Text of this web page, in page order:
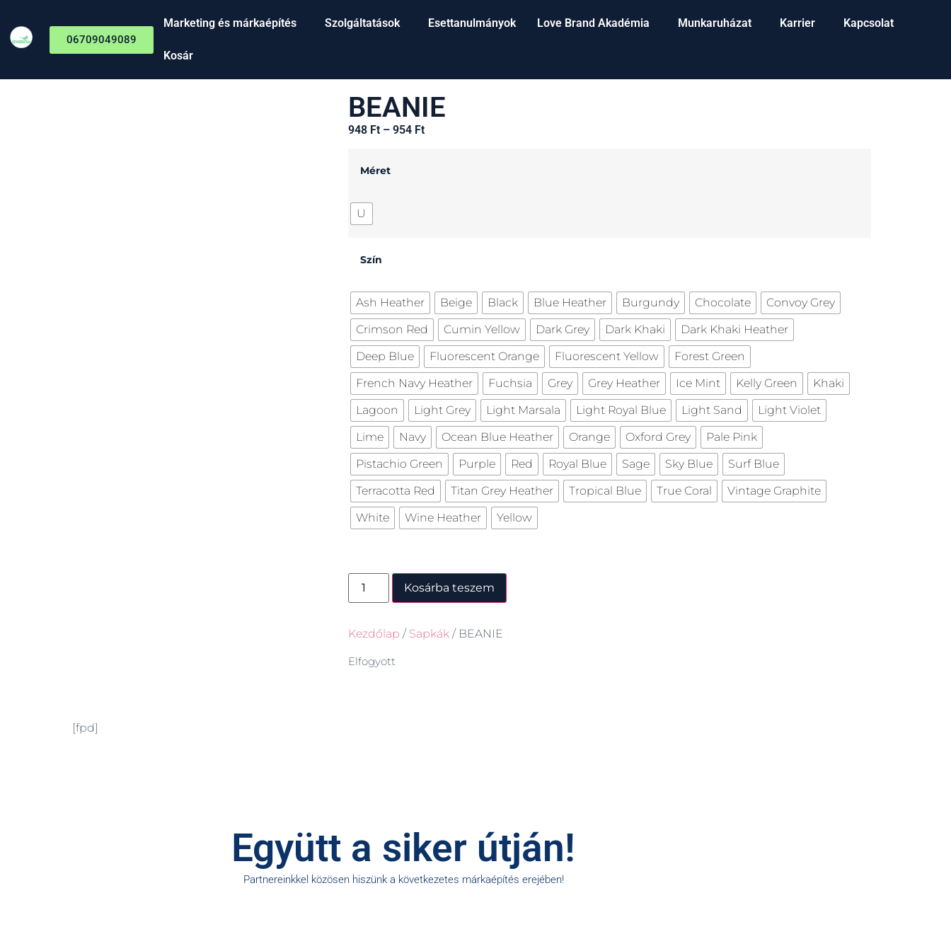
06709049089
Marketing és márkaépítés Szolgáltatások Esettanulmányok Love Brand Akadémia Munkaruházat Karrier Kapcsolat
Kosár
BEANIE
948 Ft – 954 Ft
Méret
U
Szín
Ash Heather Beige Black Blue Heather Burgundy Chocolate
Convoy Grey
Crimson Red
Cumin Yellow Dark Grey Dark Khaki
Dark Khaki Heather
Deep Blue
Fluorescent Orange Fluorescent Yellow
Forest Green
French Navy Heather
Fuchsia Grey Grey Heather Ice Mint Kelly Green
Khaki
Lagoon
Light Grey Light Marsala Light Royal Blue Light Sand
Light Violet
Lime
Navy Ocean Blue Heather Orange Oxford Grey
Pale Pink
Pistachio Green
Purple Red Royal Blue Sage Sky Blue
Surf Blue
Terracotta Red
Titan Grey Heather Tropical Blue True Coral
Vintage Graphite
White
Wine Heather Yellow
Kosárba teszem
Kezdőlap / Sapkák/ BEANIE
Elfogyott
[fpd]
Együtt a siker útján!
Partnereinkkel közösen hiszünk a következetes márkaépítés erejében!